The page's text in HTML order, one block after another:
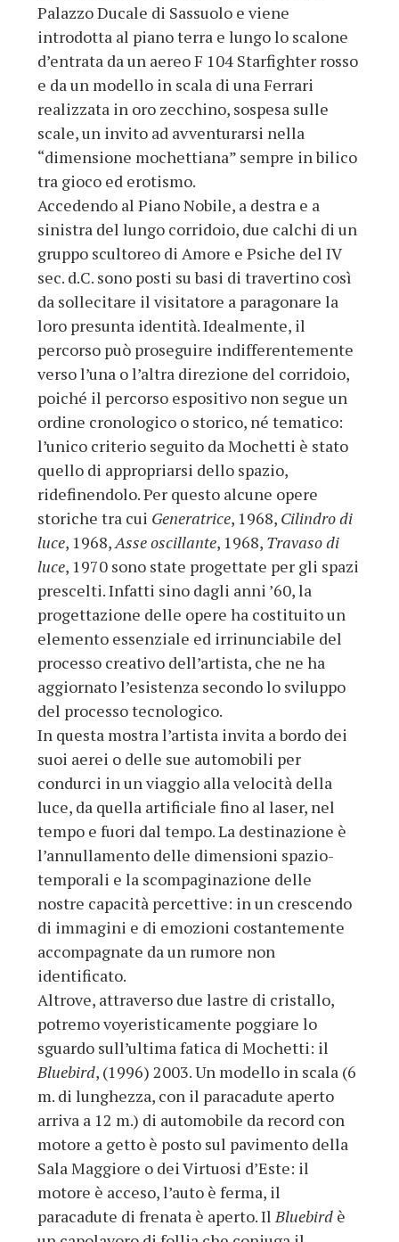
Palazzo Ducale di Sassuolo e viene
introdotta al piano terra e lungo lo scalone
d’entrata da un aereo F 104 Starfighter rosso
e da un modello in scala di una Ferrari
realizzata in oro zecchino, sospesa sulle
scale, un invito ad avventurarsi nella
“dimensione mochettiana” sempre in bilico
tra gioco ed erotismo.
Accedendo al Piano Nobile, a destra e a
sinistra del lungo corridoio, due calchi di un
gruppo scultoreo di Amore e Psiche del IV
sec. d.C. sono posti su basi di travertino così
da sollecitare il visitatore a paragonare la
loro presunta identità. Idealmente, il
percorso può proseguire indifferentemente
verso l’una o l’altra direzione del corridoio,
poiché il percorso espositivo non segue un
ordine cronologico o storico, né tematico:
l’unico criterio seguito da Mochetti è stato
quello di appropriarsi dello spazio,
ridefinendolo. Per questo alcune opere
storiche tra cui Generatrice, 1968, Cilindro di
luce, 1968,Asse oscillante, 1968, Travaso di
luce, 1970 sono state progettate per gli spazi
prescelti. Infatti sino dagli anni ’60, la
progettazione delle opere ha costituito un
elemento essenziale ed irrinunciabile del
processo creativo dell’artista, che ne ha
aggiornato l’esistenza secondo lo sviluppo
del processo tecnologico.
In questa mostra l’artista invita a bordo dei
suoi aerei o delle sue automobili per
condurci in un viaggio alla velocità della
luce, da quella artificiale fino al laser, nel
tempo e fuori dal tempo. La destinazione è
l’annullamento delle dimensioni spazio-
temporali e la scompaginazione delle
nostre capacità percettive: in un crescendo
di immagini e di emozioni costantemente
accompagnate da un rumore non
identificato.
Altrove, attraverso due lastre di cristallo,
potremo voyeristicamente poggiare lo
sguardo sull’ultima fatica di Mochetti: il
Bluebird, (1996) 2003. Un modello in scala (6
m. di lunghezza, con il paracadute aperto
arriva a 12 m.) di automobile da record con
motore a getto è posto sul pavimento della
Sala Maggiore o dei Virtuosi d’Este: il
motore è acceso, l’auto è ferma, il
paracadute di frenata è aperto. IlBluebird è